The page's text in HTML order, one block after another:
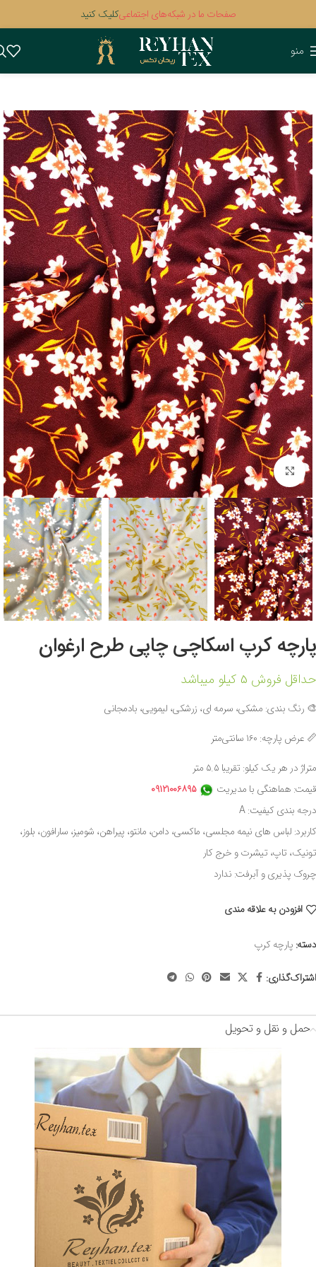
صفحات ما در شبکه‌های اجتماعیکلیک کنید
منو
برای بزرگنمایی کلیک کنید
پارچه کرپ اسکاچی چاپی طرح ارغوان
حداقل فروش 5 کیلو میباشد
🎨 رنگ بندی: مشکی، سرمه ای، زرشکی، لیمویی، بادمجانی
📏 عرض پارچه: ۱۶۰ سانتی‌متر
متراژ در هر یک کیلو: تقریبا ۵.۵ متر
قیمت: هماهنگی با مدیریت
۰۹۱۲۱۰۰۶۸۹۵
درجه بندی کیفیت: A
کاربرد: لباس های نیمه مجلسی، ماکسی، دامن، مانتو، پیراهن، شومیز، سارافون، بلوز،
تونیک، تاپ، تیشرت و خرج کار
چروک پذیری و آبرفت: ندارد
افزودن به علاقه مندی
دسته: پارچه کرپ
اشتراک‌گذاری:
حمل و نقل و تحویل